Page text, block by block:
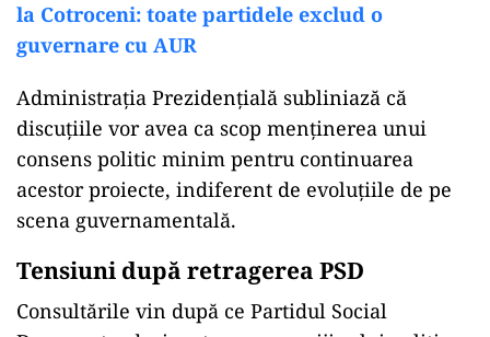
la Cotroceni: toate partidele exclud o
guvernare cu AUR
Administrația Prezidențială subliniază că
discuțiile vor avea ca scop menținerea unui
consens politic minim pentru continuarea
acestor proiecte, indiferent de evoluțiile de pe
scena guvernamentală.
Tensiuni după retragerea PSD
Consultările vin după ce Partidul Social